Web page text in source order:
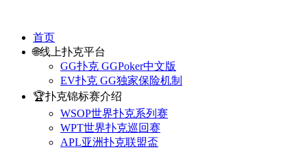
首页
🌐线上扑克平台
GG扑克 GGPoker中文版
EV扑克 GG独家保险机制
🏆扑克锦标赛介绍
WSOP世界扑克系列赛
WPT世界扑克巡回赛
APL亚洲扑克联盟盃